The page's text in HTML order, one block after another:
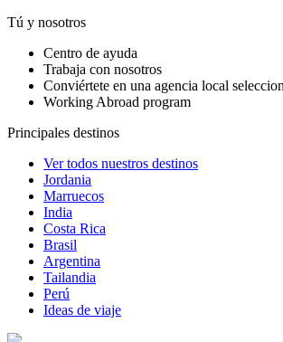
Tú y nosotros
Centro de ayuda
Trabaja con nosotros
Conviértete en una agencia local
Working Abroad program
Principales destinos
Ver todos nuestros destinos
Jordania
Marruecos
India
Costa Rica
Brasil
Argentina
Tailandia
Perú
Ideas de viaje